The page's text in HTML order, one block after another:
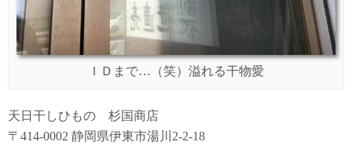
ＩＤまで…（笑）溢れる干物愛
天日干しひもの 杉国商店
〒414-0002 静岡県伊東市湯川2-2-18